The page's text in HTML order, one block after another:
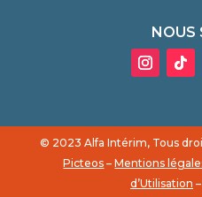
NOUS
© 2023 Alfa Intérim, Tous
Picteos –Mentions
d’Utilisation –